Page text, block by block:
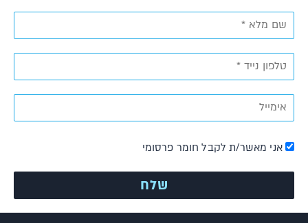
אני מאשר/ת לקבל חומר פרסומי